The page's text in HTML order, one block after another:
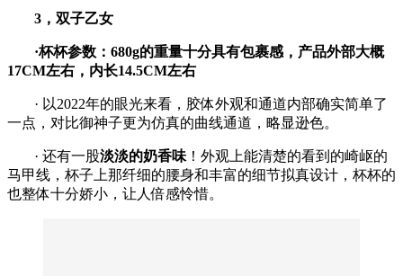
3，双子乙女
·杯杯参数：680g的重量十分具有包裹感，产品外部大概
17CM左右，内长14.5CM左右
· 以2022年的眼光来看，胶体外观和通道内部确实简单了
一点，对比御神子更为仿真的曲线通道，略显逊色。
· 还有一股淡淡的奶香味 ！外观上能清楚的看到的崎岖的
马甲线，杯子上那纤细的腰身和丰富的细节拟真设计，杯杯的
也整体十分娇小，让人倍感怜惜。